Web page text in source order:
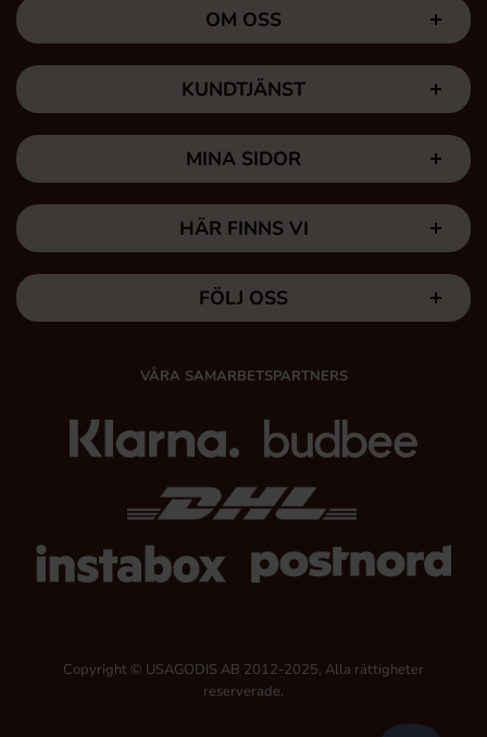
OM OSS
KUNDTJÄNST
MINA SIDOR
HÄR FINNS VI
FÖLJ OSS
VÅRA SAMARBETSPARTNERS
Copyright © USAGODIS AB 2012-2025, Alla rättigheter
reserverade.